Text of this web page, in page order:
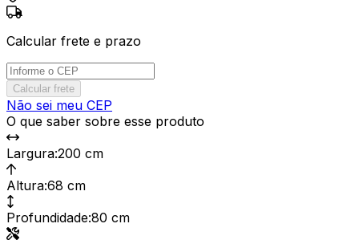
Calcular frete e prazo
Calcular frete
Não sei meu CEP
O que saber sobre esse produto
Largura:200 cm
Altura:68 cm
Profundidade:80 cm